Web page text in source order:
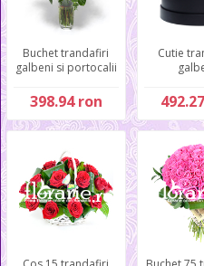
Buchet trandafiri
galbeni si portocalii
398.94 ron
Cutie